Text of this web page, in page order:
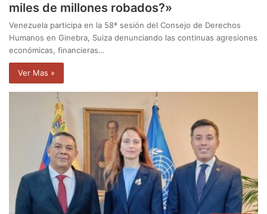
miles de millones robados?»
Venezuela participa en la 58ª sesión del Consejo de Derechos
Humanos en Ginebra, Suiza denunciando las continuas agresiones
económicas, financieras…
Ver Mas »